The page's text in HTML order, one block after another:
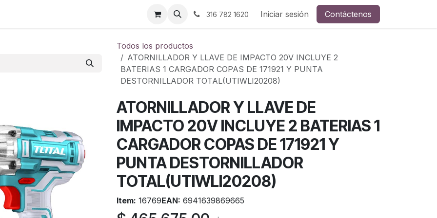
316 782 1620 Iniciar sesión Contáctenos
Todos los productos
ATORNILLADOR Y LLAVE DE IMPACTO 20V INCLUYE 2
BATERIAS 1 CARGADOR COPAS DE 171921 Y PUNTA
DESTORNILLADOR TOTAL(UTIWLI20208)
ATORNILLADOR Y LLAVE DE
IMPACTO 20V INCLUYE 2 BATERIAS 1
CARGADOR COPAS DE 171921 Y
PUNTA DESTORNILLADOR
TOTAL(UTIWLI20208)
Item: 16769EAN: 6941639869665